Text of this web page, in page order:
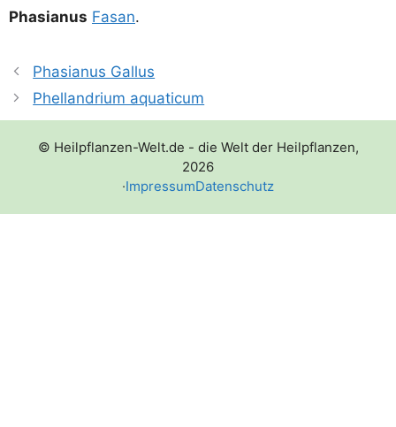
Pha­sia­nus Fasan.
Phasianus Gallus
Phellandrium aquaticum
© Heilpflanzen-Welt.de - die Welt der Heilpflanzen,
2026
·ImpressumDatenschutz